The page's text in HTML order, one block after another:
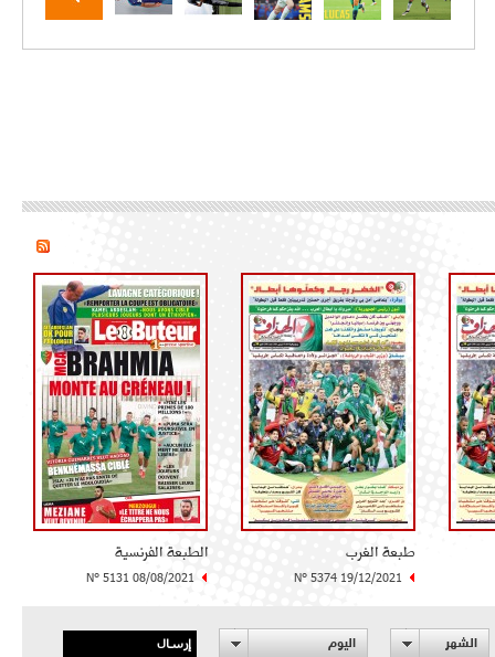
طبعة الغرب
N° 5374 19/12/2021
الطبعة الفرنسية
N° 5131 08/08/2021
الشهر اليوم إرسال